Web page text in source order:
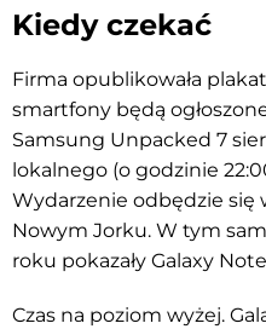
Kiedy czekać
Firma opublikowała
smartfony będą
Samsung Unpacked 7
lokalnego (o godzinie
Wydarzenie odbędzie się
Nowym Jorku. W tym
roku pokazały Galaxy
Czas na poziom wyżej.